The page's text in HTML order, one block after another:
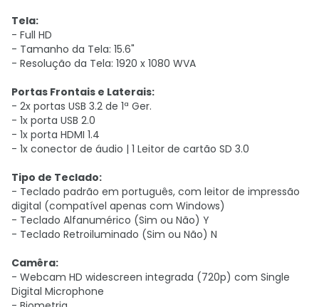
Tela:
- Full HD
- Tamanho da Tela: 15.6"
- Resolução da Tela: 1920 x 1080 WVA
Portas Frontais e Laterais:
- 2x portas USB 3.2 de 1ª Ger.
- 1x porta USB 2.0
- 1x porta HDMI 1.4
- 1x conector de áudio | 1 Leitor de cartão SD 3.0
Tipo de Teclado:
- Teclado padrão em português, com leitor de impressão
digital (compatível apenas com Windows)
- Teclado Alfanumérico (Sim ou Não) Y
- Teclado Retroiluminado (Sim ou Não) N
Camêra:
- Webcam HD widescreen integrada (720p) com Single
Digital Microphone